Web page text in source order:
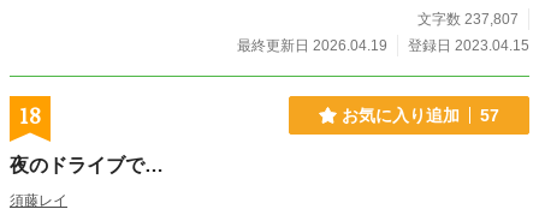
＜登場人物＞ ・伊坂 美比呂（28）晃介とは20歳の頃からの愛人関係 ・伊坂
晃介（60）晃臣の実父、妻は10年前に他界 ・伊坂 晃臣（32）社長で美比呂の
club bougainvillaea（ブーゲンビリア）のノラ ------------------ ＊他社投稿サイト
に掲載中。 ・pixiv：緋月 十彩(といろ) ・小説家になろう：神薙 緋咲
文字数 237,807
最終更新日 2026.04.19
登録日 2023.04.15
18 お気に入り追加 57
夜のドライブで…
須藤レイ